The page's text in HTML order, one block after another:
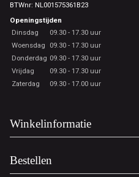
BTWnr: NL001575361B23
Openingstijden
Dinsdag
09.30 - 17.30 uur
Woensdag
09.30 - 17.30 uur
Donderdag 09.30 - 17.30 uur
Vrijdag
09.30 - 17.30 uur
Zaterdag
09.30 - 17.00 uur
Winkelinformatie
Bestellen